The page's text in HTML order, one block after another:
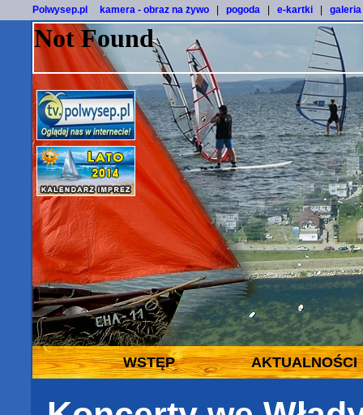
Polwysep.pl kamera - obraz na żywo pogoda e-kartki
WSTĘP AKTUALNOŚCI